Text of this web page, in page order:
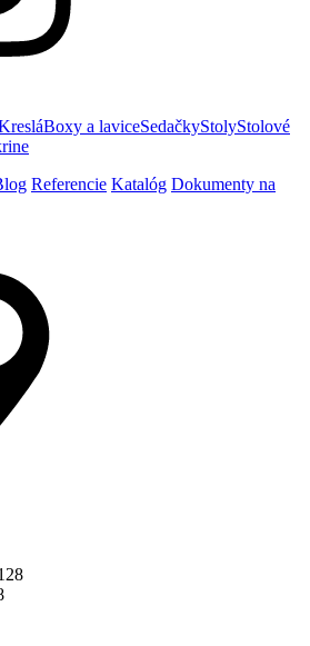
Boxy a laviceSedačkyStolyStolové
Referencie Katalóg Dokumenty na